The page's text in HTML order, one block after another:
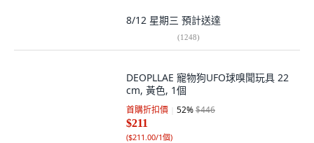
8/12 星期三 預計送達
(1248)
DEOPLLAE 寵物狗UFO球嗅聞玩具 22
cm, 黃色, 1個
首購折扣價 52%$446
$211
($211.00/1個)